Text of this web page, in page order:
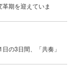
期を迎えていま
の3日間、「共奏」